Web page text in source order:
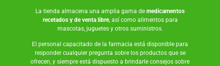
La tienda almacena una amplia gama de medicamentos
recetados y de venta libre, así como alimentos para
mascotas, juguetesy otros suministros.
El personal capacitado de la farmacia está disponible para
responder cualquier pregunta sobre los productos que se
ofrecen, y siempre está dispuesto a brindarle consejos sobre